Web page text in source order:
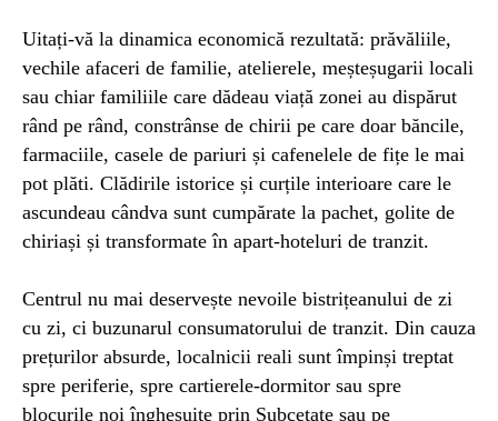
Uitați-vă la dinamica economică rezultată: prăvăliile,
vechile afaceri de familie, atelierele, meșteșugarii locali
sau chiar familiile care dădeau viață zonei au dispărut
rând pe rând, constrânse de chirii pe care doar băncile,
farmaciile, casele de pariuri și cafenelele de fițe le mai
pot plăti. Clădirile istorice și curțile interioare care le
ascundeau cândva sunt cumpărate la pachet, golite de
chiriași și transformate în apart-hoteluri de tranzit.
Centrul nu mai deservește nevoile bistrițeanului de zi
cu zi, ci buzunarul consumatorului de tranzit. Din cauza
prețurilor absurde, localnicii reali sunt împinși treptat
spre periferie, spre cartierele-dormitor sau spre
blocurile noi înghesuite prin Subcetate sau pe